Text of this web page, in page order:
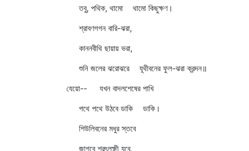
তবু, পথিক, থামো থামো কিছুক্ষণ।
শ্রাবণগগন বারি-ঝরা,
কাননবীথি ছায়ায় ভরা,
শুনি জলের ঝরোঝরে যূথীবনের ফুল-ঝরা ক্রন্দন॥
যেয়ো-- যখন বাদলশেষের পাখি
পথে পথে উঠবে ডাকি ডাকি।
শিউলিবনের মধুর স্তবে
জাগবে শরৎলক্ষ্ণী যবে,